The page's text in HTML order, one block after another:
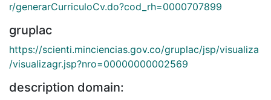
r/generarCurriculoCv.do?cod_rh=0000707899
gruplac
https://scienti.minciencias.gov.co/gruplac/jsp/visualiza
/visualizagr.jsp?nro=00000000002569
description domain: